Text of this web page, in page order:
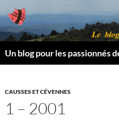
au
contenu
CAUSSES ET CÉVENNES
1 – 2001